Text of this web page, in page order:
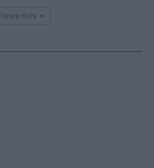
Veure més